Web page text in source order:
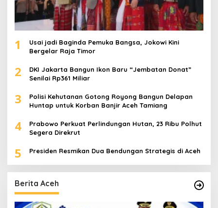
1
Usai jadi Baginda Pemuka Bangsa, Jokowi Kini
Bergelar Raja Timor
2
DKI Jakarta Bangun Ikon Baru “Jembatan Donat”
Senilai Rp361 Miliar
3
Polisi Kehutanan Gotong Royong Bangun Delapan
Huntap untuk Korban Banjir Aceh Tamiang
4
Prabowo Perkuat Perlindungan Hutan, 23 Ribu Polhut
Segera Direkrut
5 Presiden Resmikan Dua Bendungan Strategis di Aceh
Berita Aceh